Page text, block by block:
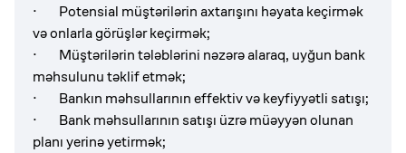
· Potensial müştərilərin axtarışını həyata keçirmək
və onlarla görüşlər keçirmək;
· Müştərilərin tələblərini nəzərə alaraq, uyğun bank
məhsulunu təklif etmək;
· Bankın məhsullarının effektiv və keyfiyyətli satışı;
· Bank məhsullarının satışı üzrə müəyyən olunan
planı yerinə yetirmək;